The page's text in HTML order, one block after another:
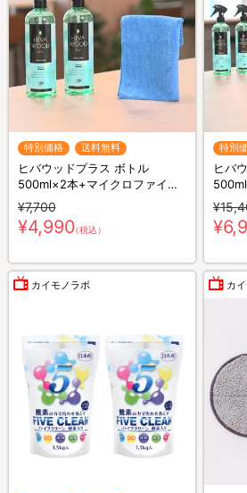
特別価格 送料無料
ヒバウッドプラス ボトル
500ml×2本+マイクロファイバ
ークロス×1枚／防虫スプレー／
防虫剤／害虫忌避剤
¥7,700
¥4,990（税込）
特別
ヒバ
ーク
防虫
カイモノラボ カ